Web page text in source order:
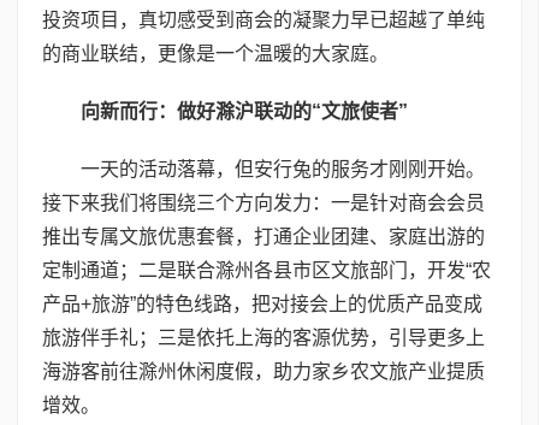
投资项目，真切感受到商会的凝聚力早已超越了单纯
的商业联结，更像是一个温暖的大家庭。
向新而行：做好滁沪联动的“文旅使者”
一天的活动落幕，但安行兔的服务才刚刚开始。
接下来我们将围绕三个方向发力：一是针对商会会员
推出专属文旅优惠套餐，打通企业团建、家庭出游的
定制通道；二是联合滁州各县市区文旅部门，开发“农
产品+旅游”的特色线路，把对接会上的优质产品变成
旅游伴手礼；三是依托上海的客源优势，引导更多上
海游客前往滁州休闲度假，助力家乡农文旅产业提质
增效。